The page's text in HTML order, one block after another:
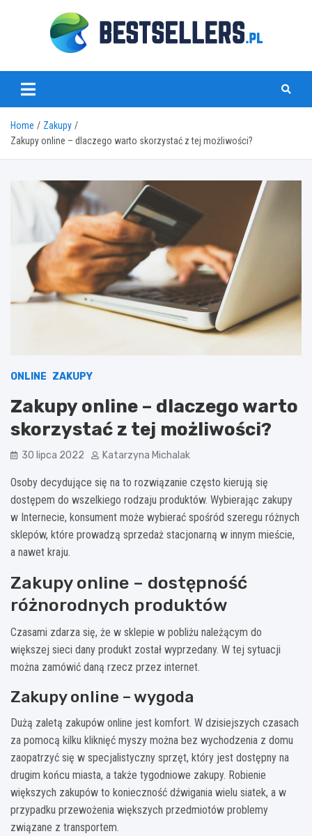
www.bestsellers.pl
Home
Zakupy
Zakupy online – dlaczego warto skorzystać z tej możliwości?
ONLINE ZAKUPY
Zakupy online – dlaczego warto
skorzystać z tej możliwości?
30 lipca 2022 Katarzyna Michalak
Osoby decydujące się na to rozwiązanie często kierują się
dostępem do wszelkiego rodzaju produktów. Wybierając zakupy
w Internecie, konsument może wybierać spośród szeregu różnych
sklepów, które prowadzą sprzedaż stacjonarną w innym mieście,
a nawet kraju.
Zakupy online – dostępność
różnorodnych produktów
Czasami zdarza się, że w sklepie w pobliżu należącym do
większej sieci dany produkt został wyprzedany. W tej sytuacji
można zamówić daną rzecz przez internet.
Zakupy online – wygoda
Dużą zaletą zakupów online jest komfort. W dzisiejszych czasach
za pomocą kilku kliknięć myszy można bez wychodzenia z domu
zaopatrzyć się w specjalistyczny sprzęt, który jest dostępny na
drugim końcu miasta, a także tygodniowe zakupy. Robienie
większych zakupów to konieczność dźwigania wielu siatek, a w
przypadku przewożenia większych przedmiotów problemy
związane z transportem.